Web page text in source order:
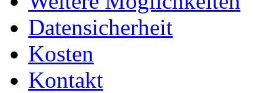
Datensicherheit
Kosten
Kontakt